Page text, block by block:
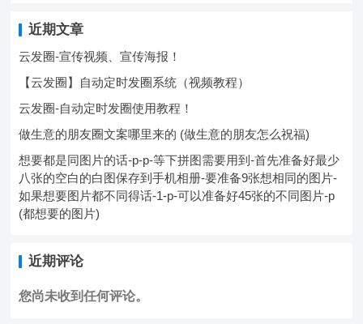
近期文章
云发圈-宣传视频、宣传海报！
【云发圈】自动定时发圈系统（视频教程）
云发圈-自动定时发圈使用教程！
做生意的朋友圈文案哪里来的 (做生意的朋友怎么祝福)
想要都是同图片的话-p-p-等下拼图需要用到-首先准备好最少
八张的空白的白图保存到手机相册-要准备9张想相同的图片-
如果想要图片都不同得话-1-p-可以准备好45张的不同图片-p
(都想要的图片)
近期评论
您尚未收到任何评论。